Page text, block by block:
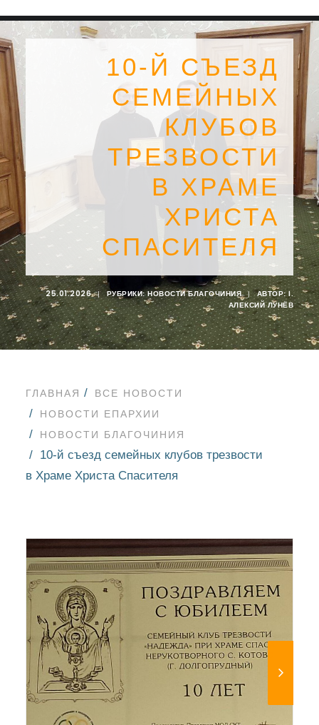
10-Й СЪЕЗД
СЕМЕЙНЫХ
КЛУБОВ
ТРЕЗВОСТИ
В ХРАМЕ
ХРИСТА
СПАСИТЕЛЯ
25.01.2026 | РУБРИКИ:НОВОСТИ БЛАГОЧИНИЯ | АВТОР:I.
АЛЕКСИЙ ЛУНЁВ
ГЛАВНАЯ
ВСЕ НОВОСТИ
НОВОСТИ ЕПАРХИИ
НОВОСТИ БЛАГОЧИНИЯ
10-й съезд семейных клубов трезвости
в Храме Христа Спасителя